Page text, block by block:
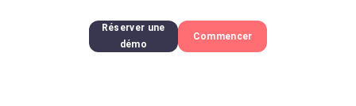
Réserver une
démo
Commencer